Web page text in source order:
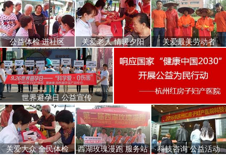
公益体检 进社区 关爱老人 情暖夕阳 关爱最美劳动者
世界避孕日 公益宣传
关爱大众 全民体检 西湖玫瑰漫跑 服务站 科技咨询 公益活动